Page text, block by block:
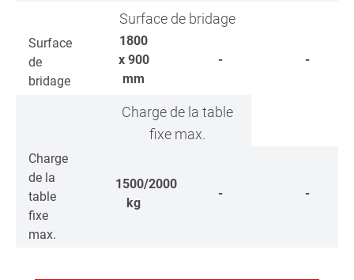
Surface de bridage
Surface
de
bridage
1800
x 900
mm
- -
Charge de la table
fixe max.
Charge
de la
table
fixe
max.
1500/2000
kg
- -